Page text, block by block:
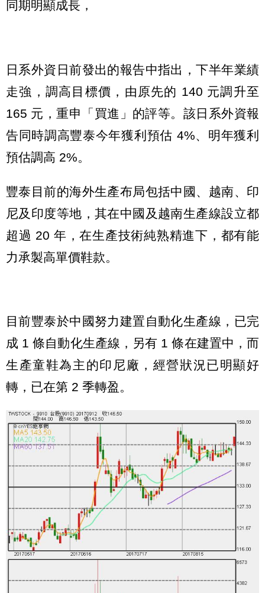
同期明顯成長，
日系外資日前發出的報告中指出，下半年業績
走強，調高目標價，由原先的 140 元調升至
165 元，重申「買進」的評等。該日系外資報
告同時調高豐泰今年獲利預估 4%、明年獲利
預估調高 2%。
豐泰目前的海外生產布局包括中國、越南、印
尼及印度等地，其在中國及越南生產線設立都
超過 20 年，在生產技術純熟精進下，都有能
力承製高單價鞋款。
目前豐泰於中國努力建置自動化生產線，已完
成 1 條自動化生產線，另有 1 條在建置中，而
生產童鞋為主的印尼廠，經營狀況已明顯好
轉，已在第 2 季轉盈。